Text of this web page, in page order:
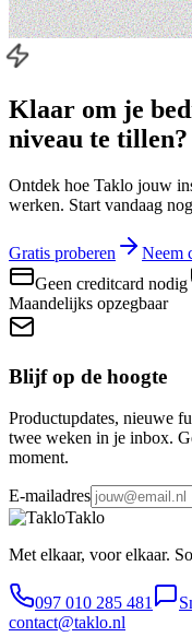
Klaar om je
niveau te tillen?
Ontdek hoe Taklo jouw
werken. Start vandaag
Gratis proberen
Neem
Geen creditcard nodig
Maandelijks opzegbaar
Blijf op de hoogte
Productupdates, nieuwe
twee weken in je inbox.
moment.
E-mailadres
Taklo
Met elkaar, voor elkaar.
097 010 285 481
contact@taklo.nl